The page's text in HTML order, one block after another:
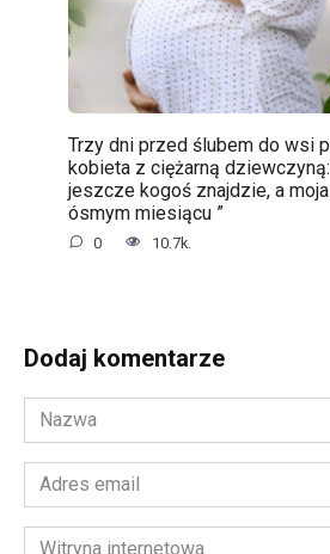
Trzy dni przed ślubem do wsi
kobieta z ciężarną
jeszcze kogoś znajdzie, a
ósmym miesiącu ”
0 10.7k.
Dodaj komentarze
Nazwa
*
Adres
email
*Witryna